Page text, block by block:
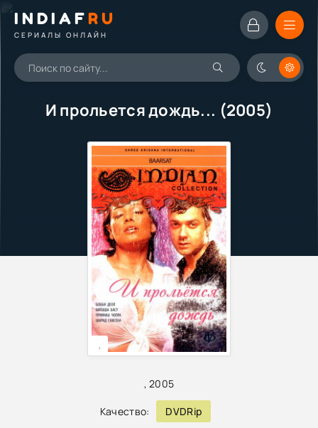
INDIAFRU
СЕРИАЛЫ ОНЛАЙН
И прольется дождь... (2005)
,2005
Качество: DVDRip
,